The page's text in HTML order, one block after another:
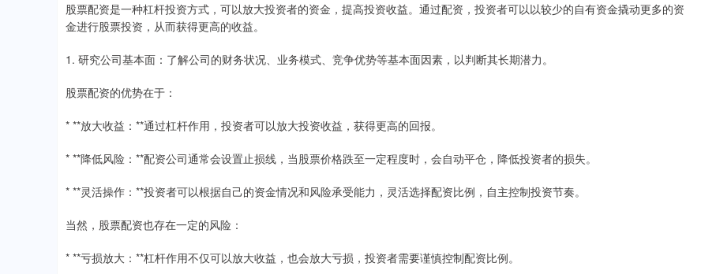
股票配资是一种杠杆投资方式，可以放大投资者的资金，提高投资收益。通过配资，投资者可以以较少的自有资金撬动更多的资
金进行股票投资，从而获得更高的收益。
1. 研究公司基本面：了解公司的财务状况、业务模式、竞争优势等基本面因素，以判断其长期潜力。
股票配资的优势在于：
* **放大收益：**通过杠杆作用，投资者可以放大投资收益，获得更高的回报。
* **降低风险：**配资公司通常会设置止损线，当股票价格跌至一定程度时，会自动平仓，降低投资者的损失。
* **灵活操作：**投资者可以根据自己的资金情况和风险承受能力，灵活选择配资比例，自主控制投资节奏。
当然，股票配资也存在一定的风险：
* **亏损放大：**杠杆作用不仅可以放大收益，也会放大亏损，投资者需要谨慎控制配资比例。